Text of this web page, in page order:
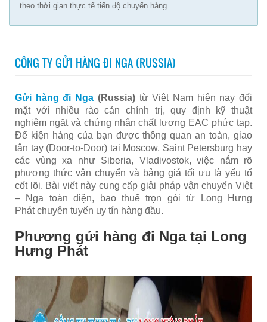
theo thời gian thực tế tiến độ chuyến hàng.
CÔNG TY GỬI HÀNG ĐI NGA (RUSSIA)
Gửi hàng đi Nga (Russia)từ Việt Nam hiện nay đối
mặt với nhiều rào cản chính trị, quy định kỹ thuật
nghiêm ngặt và chứng nhận chất lượng EAC phức tạp.
Để kiện hàng của bạn được thông quan an toàn, giao
tận tay (Door-to-Door) tại Moscow, Saint Petersburg hay
các vùng xa như Siberia, Vladivostok, việc nắm rõ
phương thức vận chuyển và bảng giá tối ưu là yếu tố
cốt lõi. Bài viết này cung cấp giải pháp vận chuyển Việt
– Nga toàn diện, bao thuế trọn gói từ Long Hưng
Phát chuyên tuyến uy tín hàng đầu.
Phương gửi hàng đi Nga tại Long
Hưng Phát